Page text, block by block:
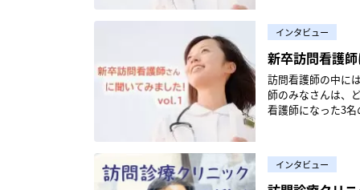
集： NsPace編集部
「クリニカルラダ
日々の実践を反映
力にそれぞれ①か
に書いています。
ながら進めていくということができるん
り、それを実践し
も採用しています
改善しました。 初期は毎日、3ヵ月を過ぎたら1週間ごとなど、入社歴が浅いほど評価の頻度は高くなっ
ています。「安全
宣言もしました。 設立後も、訪問看護認定看護師がいない自治体には、直に出向いてその意義をご説明
ね。協議会設立に
いらないのでは？
指すところは地域
です。しっかり対話し
そのときのことを教えてください。 大橋： そうなんです
も行っていたので
の上で最後に「や
人材を増やしていくことではないでしょう
で採用できる事業
いうのが多いと思
点では、新卒であ
をはじめとしたフ
制を構築して、新
田：訪問看護に従
集：YOSCA医療・ヘルスケア ＊ ＊ ＊ ※本トークセッションと同
コール開催セミナーに
んの「生活」を支
いなくても、「〇
いけど練習をさぼ
ってもいいのかな
状を受け止めて、サポートするよう
スの理念との相性が良い、とい
いことは『ダメ』
とも大事だと思うんです。 利用者さんには「できない」ことを理由に落ち込
うした自分の状態
くことが多いで
しかたですね。呼
ス、不規則な生活
で行うのですが、この
吸練習 これを続けるだけで身体が温かくなってきますよ。利用者さんは疾患のことや将来のことなど、
体動作に支障がな
しまってうまく起
ハビリに組み込んで
ンバーから「ピラ
ティススタジオがあったので、
ってみると身体が
する知識があるぶん、余計に楽しくな
で、体幹やコアマ
がしっかりしてきたな
のインストラクターコースも受講された
マット通学コー
スン見学や30時
でしょうか？Aさ
の新卒者さんがど
いることを伝えるようにしています」 Bさん・訪問
け止めます。そして、
年「相手のできて
することを大切に
が考えている時に
かけ、フィードバ
者、先輩看護師の方は
インタビュー
新卒訪問看護
訪問看護師の中に
師のみなさんは、
看護師になった3名の方々にお話を伺い
大学のサークル活
素敵だと思ったからです」 Bさん・訪問看護歴6年「利用者さんとゆっくり
す。在宅看護学実
インタビュー